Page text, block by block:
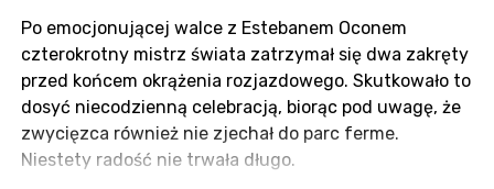
Norrisa.
ZOBACZ TAKŻE: Kalendarz F1 2021.
Aż 23 wyścigi w tym sezonie
Muzyczne krzesła
Po emocjonującej walce z Estebanem Oconem
czterokrotny mistrz świata zatrzymał się dwa zakręty
przed końcem okrążenia rozjazdowego. Skutkowało to
dosyć niecodzienną celebracją, biorąc pod uwagę, że
zwycięzca również nie zjechał do parc ferme.
Niestety radość nie trwała długo.